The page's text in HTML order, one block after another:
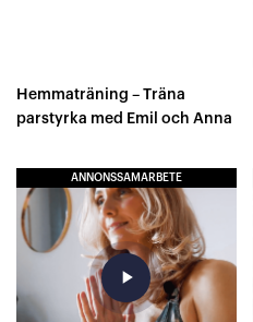
Hemmaträning – Träna
parstyrka med Emil och Anna
ANNONSSAMARBETE
play_arrow